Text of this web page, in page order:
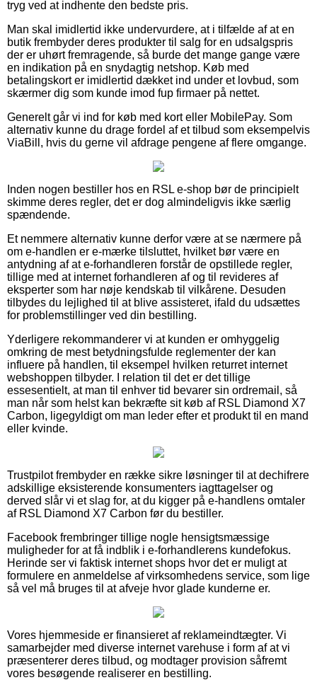
tryg ved at indhente den bedste pris.
Man skal imidlertid ikke undervurdere, at i tilfælde af at en
butik frembyder deres produkter til salg for en udsalgspris
der er uhørt fremragende, så burde det mange gange være
en indikation på en snydagtig netshop. Køb med
betalingskort er imidlertid dækket ind under et lovbud, som
skærmer dig som kunde imod fup firmaer på nettet.
Generelt går vi ind for køb med kort eller MobilePay. Som
alternativ kunne du drage fordel af et tilbud som eksempelvis
ViaBill, hvis du gerne vil afdrage pengene af flere omgange.
Inden nogen bestiller hos en RSL e-shop bør de principielt
skimme deres regler, det er dog almindeligvis ikke særlig
spændende.
Et nemmere alternativ kunne derfor være at se nærmere på
om e-handlen er e-mærke tilsluttet, hvilket bør være en
antydning af at e-forhandleren forstår de opstillede regler,
tillige med at internet forhandleren af og til revideres af
eksperter som har nøje kendskab til vilkårene. Desuden
tilbydes du lejlighed til at blive assisteret, ifald du udsættes
for problemstillinger ved din bestilling.
Yderligere rekommanderer vi at kunden er omhyggelig
omkring de mest betydningsfulde reglementer der kan
influere på handlen, til eksempel hvilken returret internet
webshoppen tilbyder. I relation til det er det tillige
essesentielt, at man til enhver tid bevarer sin ordremail, så
man når som helst kan bekræfte sit køb af RSL Diamond X7
Carbon, ligegyldigt om man leder efter et produkt til en mand
eller kvinde.
Trustpilot frembyder en række sikre løsninger til at dechifrere
adskillige eksisterende konsumenters iagttagelser og
derved slår vi et slag for, at du kigger på e-handlens omtaler
af RSL Diamond X7 Carbon før du bestiller.
Facebook frembringer tillige nogle hensigtsmæssige
muligheder for at få indblik i e-forhandlerens kundefokus.
Herinde ser vi faktisk internet shops hvor det er muligt at
formulere en anmeldelse af virksomhedens service, som lige
så vel må bruges til at afveje hvor glade kunderne er.
Vores hjemmeside er finansieret af reklameindtægter. Vi
samarbejder med diverse internet varehuse i form af at vi
præsenterer deres tilbud, og modtager provision såfremt
vores besøgende realiserer en bestilling.